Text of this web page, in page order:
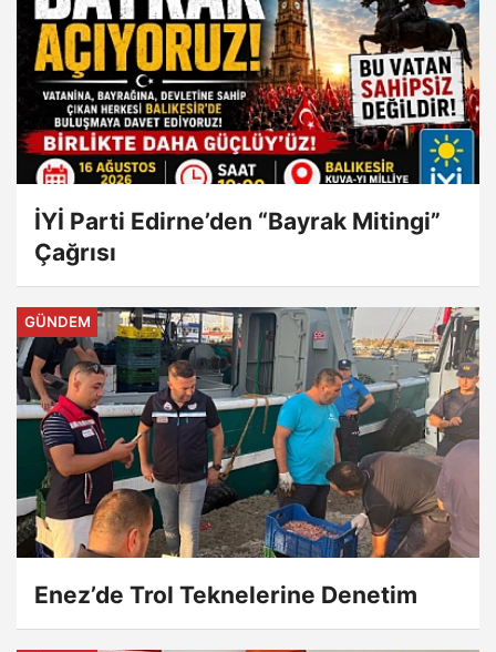
İYİ Parti Edirne’den “Bayrak Mitingi”
Çağrısı
GÜNDEM
Enez’de Trol Teknelerine Denetim